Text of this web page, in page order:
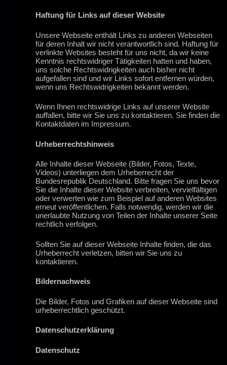
Haftung für Links auf dieser Website
Unsere Webseite enthält Links zu anderen Webseiten
für deren Inhalt wir nicht verantwortlich sind. Haftung für
verlinkte Websites besteht für uns nicht, da wir keine
Kenntnis rechtswidriger Tätigkeiten hatten und haben,
uns solche Rechtswidrigkeiten auch bisher nicht
aufgefallen sind und wir Links sofort entfernen würden,
wenn uns Rechtswidrigkeiten bekannt werden.
Wenn Ihnen rechtswidrige Links auf unserer Website
auffallen, bitte wir Sie uns zu kontaktieren. Sie finden die
Kontaktdaten im Impressum.
Urheberrechtshinweis
Alle Inhalte dieser Webseite (Bilder, Fotos, Texte,
Videos) unterliegen dem Urheberrecht der
Bundesrepublik Deutschland. Bitte fragen Sie uns bevor
Sie die Inhalte dieser Website verbreiten, vervielfältigen
oder verwerten wie zum Beispiel auf anderen Websites
erneut veröffentlichen. Falls notwendig, werden wir die
unerlaubte Nutzung von Teilen der Inhalte unserer Seite
rechtlich verfolgen.
Sollten Sie auf dieser Webseite Inhalte finden, die das
Urheberrecht verletzen, bitten wir Sie uns zu
kontaktieren.
Bildernachweis
Die Bilder, Fotos und Grafiken auf dieser Webseite sind
urheberrechtlich geschützt.
Datenschutzerklärung
Datenschutz